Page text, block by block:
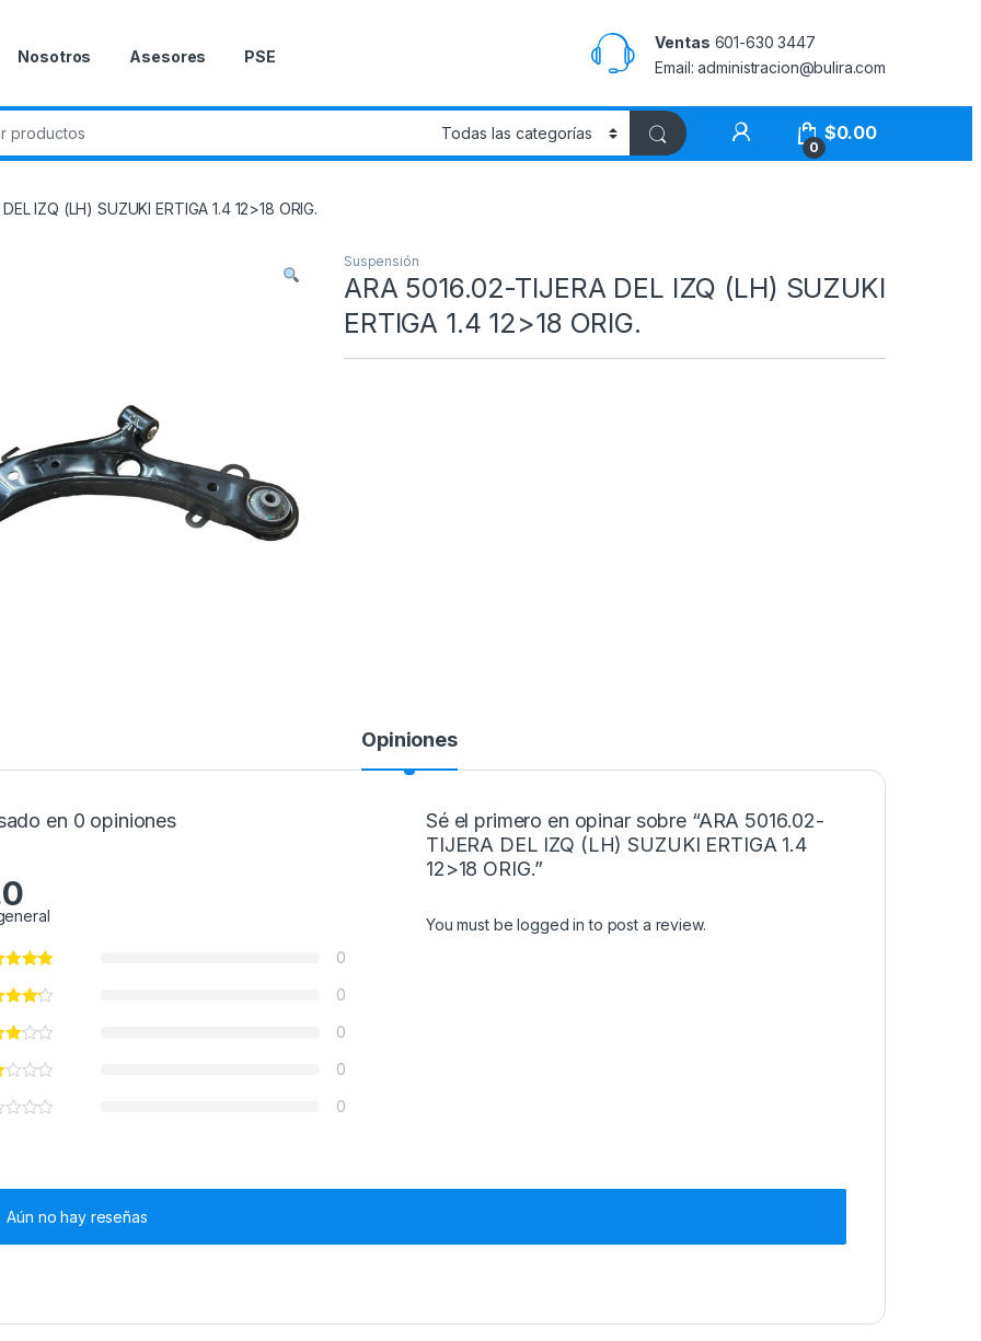
Nosotros Asesores PSE
Ventas 601-630 3447
Email: administracion@bulira.com
0
$0.00
IZQ (LH) SUZUKI ERTIGA 1.4 12>18 ORIG.
Suspensión
ARA 5016.02-TIJERA DEL IZQ (LH) SUZUKI
ERTIGA 1.4 12>18 ORIG.
Opiniones
en 0 opiniones
0
0
0
0
0
Sé el primero en opinar sobre “ARA 5016.02-
TIJERA DEL IZQ (LH) SUZUKI ERTIGA 1.4
12>18 ORIG.”
You must belogged in to post a review.
Aún no hay reseñas